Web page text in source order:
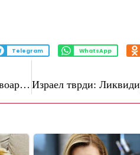
Telegram WhatsApp
Трагедија во Вашингтон: Пукнал резервоар со 300.000 литри хемикалија, има загинати